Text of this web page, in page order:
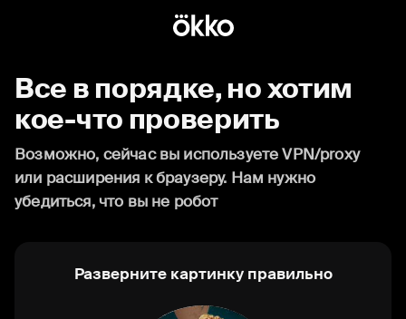
Все в порядке, но хотим
кое-что проверить
Возможно, сейчас вы используете VPN/proxy
или расширения к браузеру. Нам нужно
убедиться, что вы не робот
Разверните картинку правильно